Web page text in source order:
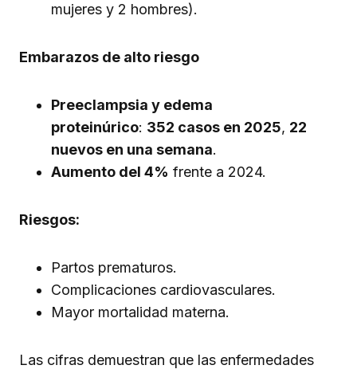
mujeres y 2 hombres).
Embarazos de alto riesgo
Preeclampsia y edema
proteinúrico: 352 casos en 2025, 22
nuevos en una semana.
Aumento del 4% frente a 2024.
Riesgos:
Partos prematuros.
Complicaciones cardiovasculares.
Mayor mortalidad materna.
Las cifras demuestran que las enfermedades